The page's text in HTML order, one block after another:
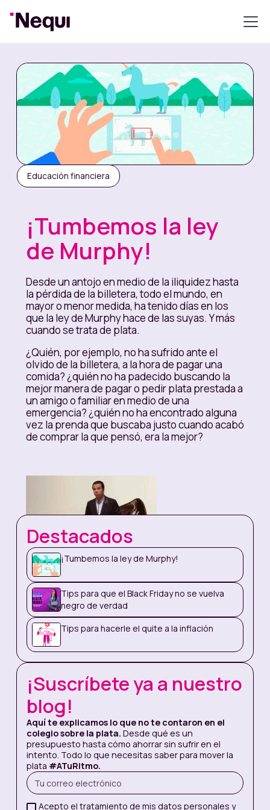
Educación financiera
¡Tumbemos la ley
de Murphy!
Desde un antojo en medio de la iliquidez hasta
la pérdida de la billetera, todo el mundo, en
mayor o menor medida, ha tenido días en los
que la ley de Murphy hace de las suyas. Y más
cuando se trata de plata.
¿Quién, por ejemplo, no ha sufrido ante el
olvido de la billetera, a la hora de pagar una
comida? ¿quién no ha padecido buscando la
mejor manera de pagar o pedir plata prestada a
un amigo o familiar en medio de una
emergencia? ¿quién no ha encontrado alguna
vez la prenda que buscaba justo cuando acabó
de comprar la que pensó, era la mejor?
Murphy es innegable, pero no indestructible.
Para combatirlo, ha nacido una herramienta
que no requiere más que un celular. Se trata de
Nequi, una solución para manejar la plata al
ritmo de cada quien.
Nequi funciona a través de una app, desde la
cual los usuarios pueden crear una cuenta para
organizar la plata y manejarla desde ahí. A
través de Nequi se puede enviar plata desde
una cuenta a otra, sin filas, costos o papeles
(¡gracias al cielo!). Plata para ese almuerzo que
le salvará la vida a un amigo alcanzado a fin de
mes; plata para pagar una deuda (léase
culebra) de tiempo atrás; plata para que la
plata misma no sea un impedimento, ¡para
tumbar de una vez por todas la dichosa ley de
Destacados
¡Tumbemos la ley de Murphy!
Tips para que el Black Friday no se vuelva
negro de verdad
Tips para hacerle el quite a la inflación
¡Suscríbete ya a nuestro
blog!
Aquí te explicamos lo que no te contaron en el
colegio sobre la plata. Desde qué es un
presupuesto hasta cómo ahorrar sin sufrir en el
intento. Todo lo que necesitas saber para mover la
plata #ATuRitmo.
Acepto el tratamiento de mis datos personales y